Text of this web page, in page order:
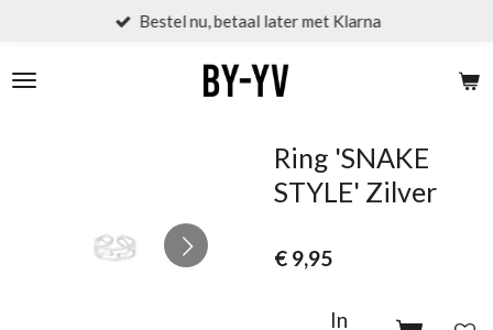
naar
de
Bestel nu, betaal later met Klarna
Ring 'SNAKE
STYLE' Zilver
€ 9,95
In